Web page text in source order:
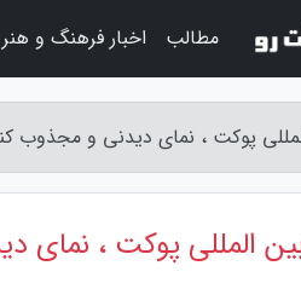
پوکت ، نمای دیدنی و مجذوب
المللی پوکت ، نمای
مطالب اخبار فرهنگ و هنر